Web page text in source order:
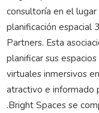
consultoría en el
planificación espacial
Partners. Esta
planificar sus
virtuales inmersivos
atractivo e informado
.Bright Spaces se